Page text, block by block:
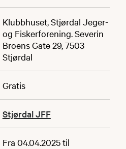
Klubbhuset, Stjørdal Jeger-
og Fiskerforening. Severin
Broens Gate 29, 7503
Stjørdal
Gratis
Stjørdal JFF
Fra 04.04.2025 til